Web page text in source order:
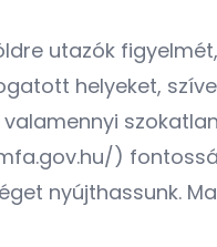
utazók
helyeket,
szokatlan
)
nyújthassunk.